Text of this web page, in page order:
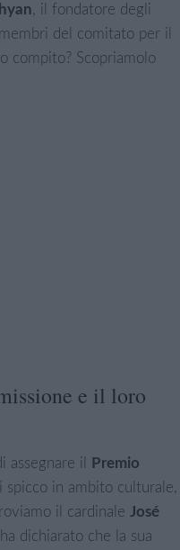
, il fondatore degli
del comitato per il
compito? Scopriamolo
e il loro
assegnare il
Premio
spicco in ambito culturale,
il cardinale José
dichiarato che la sua